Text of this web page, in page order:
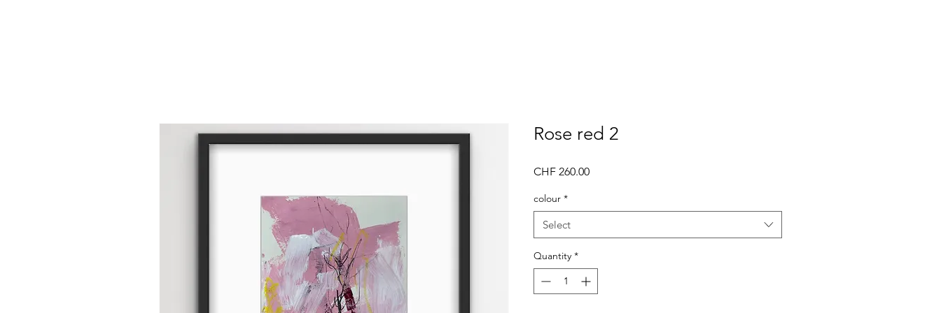
Rose red 2
CHF 260.00Price
colour *
Select
Quantity *